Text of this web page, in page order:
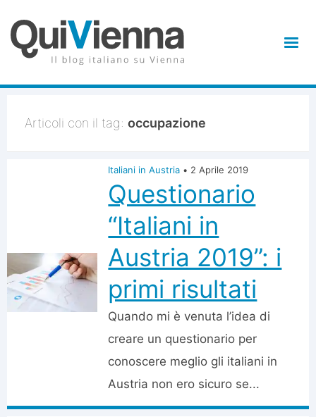
Articoli con il tag: occupazione
Italiani in Austria • 2 Aprile 2019
Questionario
“Italiani in
Austria 2019”: i
primi risultati
Quando mi è venuta l’idea di
creare un questionario per
conoscere meglio gli italiani in
Austria non ero sicuro se...